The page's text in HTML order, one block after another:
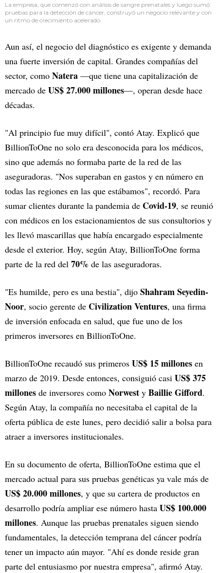
La empresa, que comenzó con análisis de sangre prenatales y luego sumó
pruebas para la detección de cáncer, construyó un negocio relevante y con
un ritmo de crecimiento acelerado.
Aun así, el negocio del diagnóstico es exigente y demanda
una fuerte inversión de capital. Grandes compañías del
sector, como Natera —que tiene una capitalización de
mercado de US$ 27.000 millones—, operan desde hace
décadas.
"Al principio fue muy difícil", contó Atay. Explicó que
BillionToOne no solo era desconocida para los médicos,
sino que además no formaba parte de la red de las
aseguradoras. "Nos superaban en gastos y en número en
todas las regiones en las que estábamos", recordó. Para
sumar clientes durante la pandemia de Covid-19, se reunió
con médicos en los estacionamientos de sus consultorios y
les llevó mascarillas que había encargado especialmente
desde el exterior. Hoy, según Atay, BillionToOne forma
parte de la red del 70% de las aseguradoras.
"Es humilde, pero es una bestia", dijo Shahram Seyedin-
Noor, socio gerente de Civilization Ventures, una firma
de inversión enfocada en salud, que fue uno de los
primeros inversores en BillionToOne.
BillionToOne recaudó sus primeros US$ 15 millones en
marzo de 2019. Desde entonces, consiguió casi US$ 375
millones de inversores como Norwest y Baillie Gifford.
Según Atay, la compañía no necesitaba el capital de la
oferta pública de este lunes, pero decidió salir a bolsa para
atraer a inversores institucionales.
En su documento de oferta, BillionToOne estima que el
mercado actual para sus pruebas genéticas ya vale más de
US$ 20.000 millones, y que su cartera de productos en
desarrollo podría ampliar ese número hasta US$ 100.000
millones. Aunque las pruebas prenatales siguen siendo
fundamentales, la detección temprana del cáncer podría
tener un impacto aún mayor. "Ahí es donde reside gran
parte del entusiasmo por nuestra empresa", afirmó Atay.